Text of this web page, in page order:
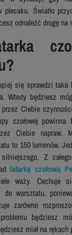
plecaku. Światło
odnaleźć drogę na
się sprawdzi taka
Wtedy będziesz
przez Ciebie
czołowej powinna
Ciebie napraw.
to 150 lumenów.
Z
latarkę czołową
waży. Cechuje
do warsztatu,
zarówno
będziesz
miał na rękach